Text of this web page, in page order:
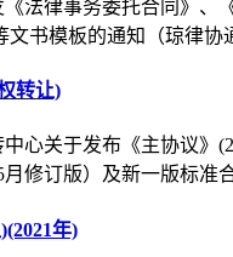
法律事务委托合同》
书模板的通知（琼律协
转让)
心关于发布《主协议
修订版）及新一版标准
年)